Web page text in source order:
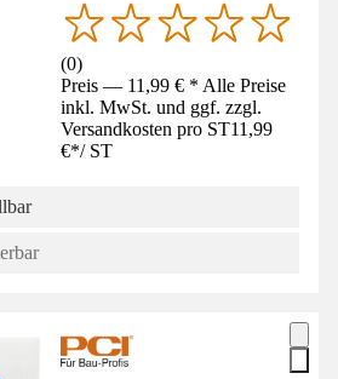
(0)
Preis — 11,99 € * Alle Preise
inkl. MwSt. und ggf. zzgl.
Versandkosten pro ST11,99
€*/ ST